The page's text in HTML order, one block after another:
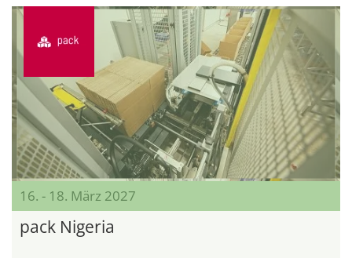
16. - 18. März 2027
pack Nigeria